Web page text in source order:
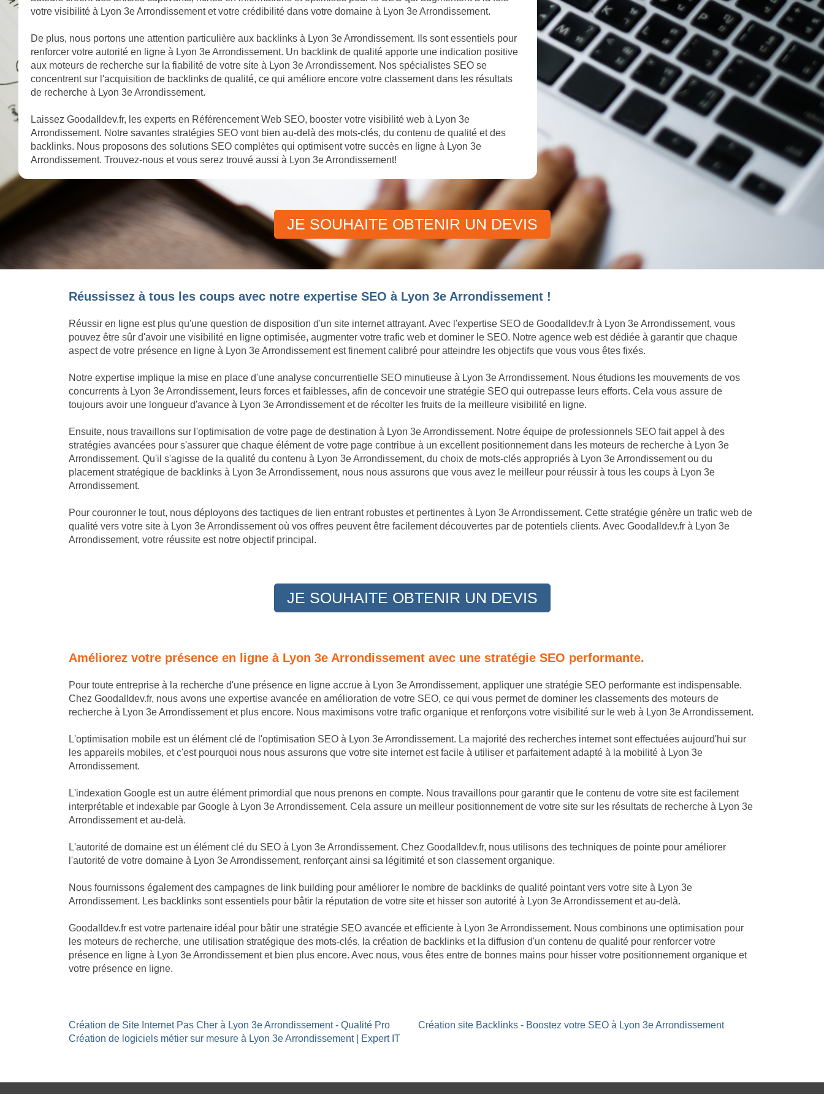
votre visibilité à Lyon 3e Arrondissement et votre crédibilité dans votre domaine à Lyon 3e Arrondissement.
De plus, nous portons une attention particulière aux backlinks à Lyon 3e Arrondissement. Ils sont essentiels pour
renforcer votre autorité en ligne à Lyon 3e Arrondissement. Un backlink de qualité apporte une indication positive
aux moteurs de recherche sur la fiabilité de votre site à Lyon 3e Arrondissement. Nos spécialistes SEO se
concentrent sur l'acquisition de backlinks de qualité, ce qui améliore encore votre classement dans les résultats
de recherche à Lyon 3e Arrondissement.
Laissez Goodalldev.fr, les experts en Référencement Web SEO, booster votre visibilité web à Lyon 3e
Arrondissement. Notre savantes stratégies SEO vont bien au-delà des mots-clés, du contenu de qualité et des
backlinks. Nous proposons des solutions SEO complètes qui optimisent votre succès en ligne à Lyon 3e
Arrondissement. Trouvez-nous et vous serez trouvé aussi à Lyon 3e Arrondissement!
JE SOUHAITE OBTENIR UN DEVIS
Réussissez à tous les coups avec notre expertise SEO à Lyon 3e Arrondissement !
Réussir en ligne est plus qu'une question de disposition d'un site internet attrayant. Avec l'expertise SEO de Goodalldev.fr à Lyon 3e Arrondissement, vous
pouvez être sûr d'avoir une visibilité en ligne optimisée, augmenter votre trafic web et dominer le SEO. Notre agence web est dédiée à garantir que chaque
aspect de votre présence en ligne à Lyon 3e Arrondissement est finement calibré pour atteindre les objectifs que vous vous êtes fixés.
Notre expertise implique la mise en place d'une analyse concurrentielle SEO minutieuse à Lyon 3e Arrondissement. Nous étudions les mouvements de vos
concurrents à Lyon 3e Arrondissement, leurs forces et faiblesses, afin de concevoir une stratégie SEO qui outrepasse leurs efforts. Cela vous assure de
toujours avoir une longueur d'avance à Lyon 3e Arrondissement et de récolter les fruits de la meilleure visibilité en ligne.
Ensuite, nous travaillons sur l'optimisation de votre page de destination à Lyon 3e Arrondissement. Notre équipe de professionnels SEO fait appel à des
stratégies avancées pour s'assurer que chaque élément de votre page contribue à un excellent positionnement dans les moteurs de recherche à Lyon 3e
Arrondissement. Qu'il s'agisse de la qualité du contenu à Lyon 3e Arrondissement, du choix de mots-clés appropriés à Lyon 3e Arrondissement ou du
placement stratégique de backlinks à Lyon 3e Arrondissement, nous nous assurons que vous avez le meilleur pour réussir à tous les coups à Lyon 3e
Arrondissement.
Pour couronner le tout, nous déployons des tactiques de lien entrant robustes et pertinentes à Lyon 3e Arrondissement. Cette stratégie génère un trafic web de
qualité vers votre site à Lyon 3e Arrondissement où vos offres peuvent être facilement découvertes par de potentiels clients. Avec Goodalldev.fr à Lyon 3e
Arrondissement, votre réussite est notre objectif principal.
JE SOUHAITE OBTENIR UN DEVIS
Améliorez votre présence en ligne à Lyon 3e Arrondissement avec une stratégie SEO performante.
Pour toute entreprise à la recherche d'une présence en ligne accrue à Lyon 3e Arrondissement, appliquer une stratégie SEO performante est indispensable.
Chez Goodalldev.fr, nous avons une expertise avancée en amélioration de votre SEO, ce qui vous permet de dominer les classements des moteurs de
recherche à Lyon 3e Arrondissement et plus encore. Nous maximisons votre trafic organique et renforçons votre visibilité sur le web à Lyon 3e Arrondissement.
L'optimisation mobile est un élément clé de l'optimisation SEO à Lyon 3e Arrondissement. La majorité des recherches internet sont effectuées aujourd'hui sur
les appareils mobiles, et c'est pourquoi nous nous assurons que votre site internet est facile à utiliser et parfaitement adapté à la mobilité à Lyon 3e
Arrondissement.
L'indexation Google est un autre élément primordial que nous prenons en compte. Nous travaillons pour garantir que le contenu de votre site est facilement
interprétable et indexable par Google à Lyon 3e Arrondissement. Cela assure un meilleur positionnement de votre site sur les résultats de recherche à Lyon 3e
Arrondissement et au-delà.
L'autorité de domaine est un élément clé du SEO à Lyon 3e Arrondissement. Chez Goodalldev.fr, nous utilisons des techniques de pointe pour améliorer
l'autorité de votre domaine à Lyon 3e Arrondissement, renforçant ainsi sa légitimité et son classement organique.
Nous fournissons également des campagnes de link building pour améliorer le nombre de backlinks de qualité pointant vers votre site à Lyon 3e
Arrondissement. Les backlinks sont essentiels pour bâtir la réputation de votre site et hisser son autorité à Lyon 3e Arrondissement et au-delà.
Goodalldev.fr est votre partenaire idéal pour bâtir une stratégie SEO avancée et efficiente à Lyon 3e Arrondissement. Nous combinons une optimisation pour
les moteurs de recherche, une utilisation stratégique des mots-clés, la création de backlinks et la diffusion d'un contenu de qualité pour renforcer votre
présence en ligne à Lyon 3e Arrondissement et bien plus encore. Avec nous, vous êtes entre de bonnes mains pour hisser votre positionnement organique et
votre présence en ligne.
Création de Site Internet Pas Cher à Lyon 3e Arrondissement - Qualité Pro
Création de logiciels métier sur mesure à Lyon 3e Arrondissement | Expert IT
Création site Backlinks - Boostez votre SEO à Lyon 3e Arrondissement